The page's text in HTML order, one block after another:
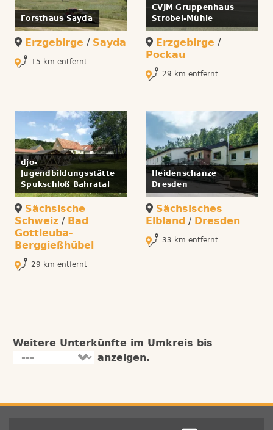
Forsthaus Sayda
Erzgebirge / Sayda
15 km entfernt
CVJM Gruppenhaus
Strobel-Mühle
Erzgebirge /
Pockau
29 km entfernt
djo-
Jugendbildungsstätte
Spukschloß Bahratal
Sächsische
Schweiz / Bad
Gottleuba-
Berggießhübel
29 km entfernt
Heidenschanze
Dresden
Sächsisches
Elbland / Dresden
33 km entfernt
Weitere Unterkünfte im Umkreis bis
anzeigen.